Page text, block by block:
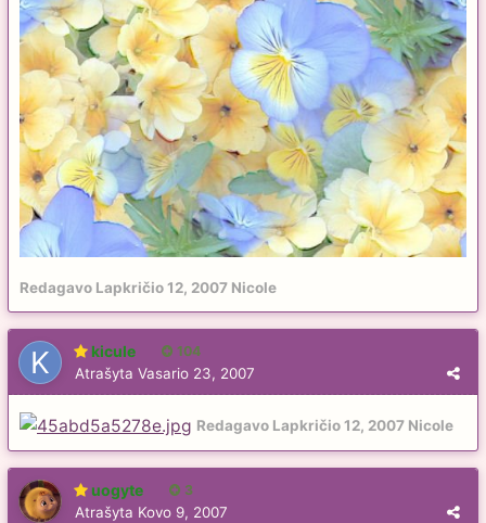
Redagavo Lapkričio 12, 2007 Nicole
kicule 104
Atrašyta Vasario 23, 2007
Redagavo Lapkričio 12, 2007 Nicole
uogyte 3
Atrašyta Kovo 9, 2007